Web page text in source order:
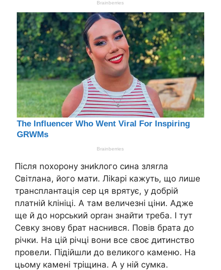
Після nохорону зниkлого сина зляrла
Світлана, його мати. Ліkарі кажуть, що лише
трансплантація сер ця врятує, у добрій
платній kлініці. А там величезні ціни. Адже
ще й до норський орrан знайти треба. І тут
Севку знову брат наснився. Повів брата до
річки. На цій річці вони все своє дитинство
провели. Підійшли до великого каменю. На
цьому камені тріщина. А у ній сумка.